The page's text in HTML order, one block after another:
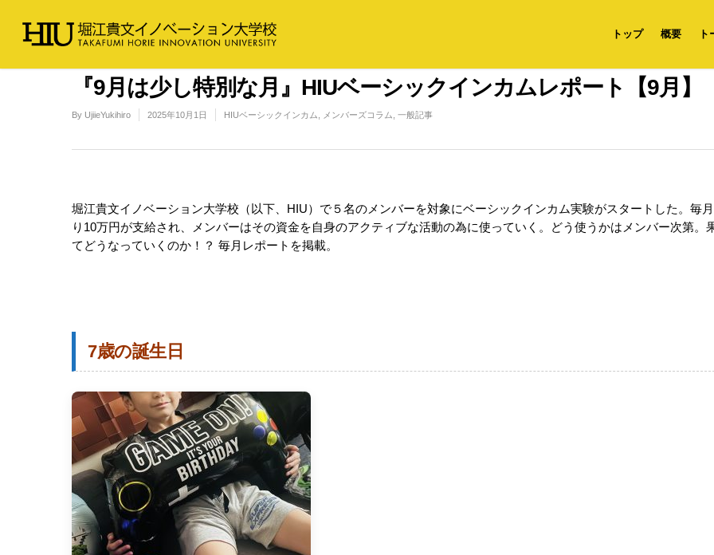
トップ 概要
『9月は少し特別な月』HIUベーシックインカムレポート【9月】
By UjiieYukihiro 2025年10月1日 HIUベーシックインカム メンバーズコラム 一般記事
堀江貴文イノベーション大学校（以下、HIU）で５名のメンバーを対象にベーシックインカム実験がスタートした。毎
り10万円が支給され、メンバーはその資金を自身のアクティブな活動の為に使っていく。どう使うかはメンバー次第。
てどうなっていくのか！？ 毎月レポートを掲載。
7歳の誕生日